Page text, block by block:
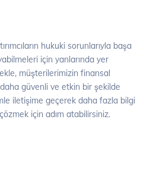
hukuki sorunlarıyla başa
için yanlarında yer
müşterilerimizin finansal
güvenli ve etkin bir şekilde
iletişime geçerek daha fazla bilgi
için adım atabilirsiniz.